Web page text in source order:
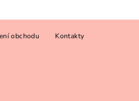
obchodu Kontakty